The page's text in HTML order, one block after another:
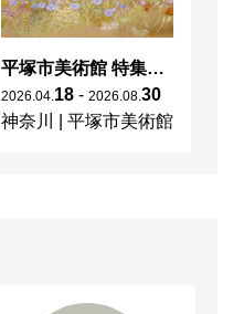
平塚市美術館 特集展 花の表現、その多様性／特別展示 新収蔵品展
2026 04 18 - 2026 08 30
神奈川
平塚市美術館